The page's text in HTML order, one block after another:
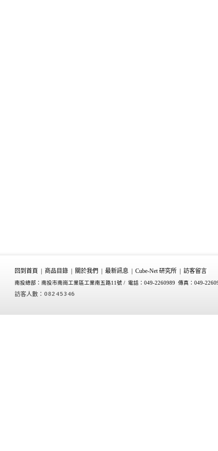
回到首頁 商品目錄 關於我們 最新訊息 Cube-Net 研究所 訪客留言
南投總部：南投市南崗工業區工業南五路11號 / 電話：049-2260989 傳真：049-
訪客人數：